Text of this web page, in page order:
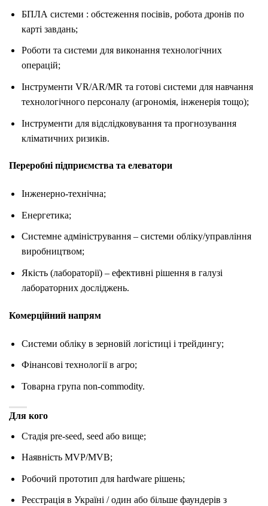
БПЛА системи : обстеження посівів, робота дронів по
карті завдань;
Роботи та системи для виконання технологічних
операцій;
Інструменти VR/AR/MR та готові системи для навчання
технологічного персоналу (агрономія, інженерія тощо);
Інструменти для відслідковування та прогнозування
кліматичних ризиків.
Переробні підприємства та елеватори
Інженерно-технічна;
Енергетика;
Системне адміністрування – системи обліку/управління
виробництвом;
Якість (лабораторії) – ефективні рішення в галузі
лабораторних досліджень.
Комерційний напрям
Системи обліку в зерновій логістиці і трейдингу;
Фінансові технології в агро;
Товарна група non-commodity.
Для кого
Стадія pre-seed, seed або вище;
Наявність MVP/MVB;
Робочий прототип для hardware рішень;
Реєстрація в Україні / один або більше фаундерів з